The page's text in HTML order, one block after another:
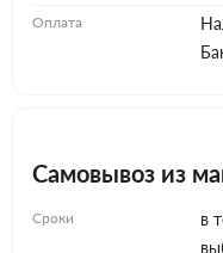
Оплата
Самовывоз из
Сроки
в